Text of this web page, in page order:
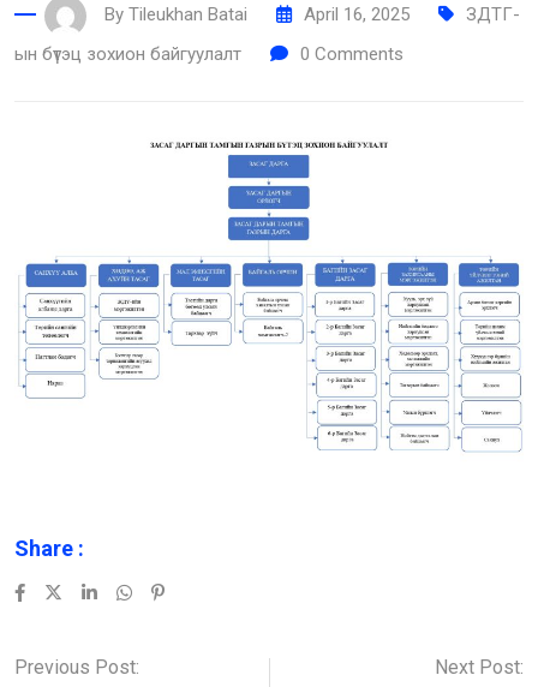
By Tileukhan Batai April 16, 2025
ЗДТГ-
ын бүтэц зохион байгуулалт
0 Comments
Share :
LinkedInWhatsapp
Pinterest
Previous Post: Next Post: